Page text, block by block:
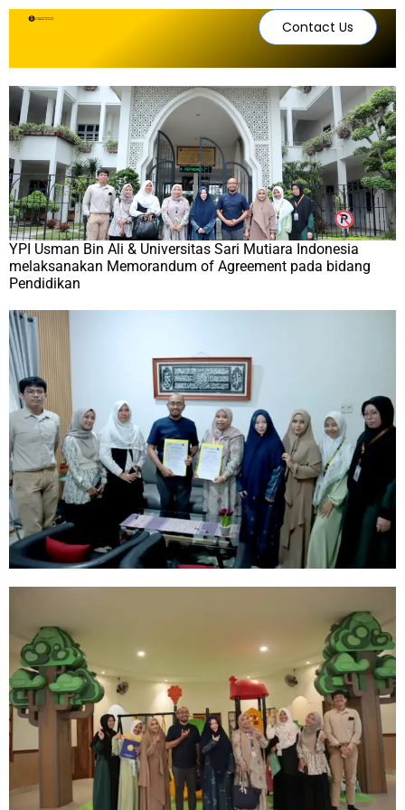
Contact Us
YPI Usman Bin Ali & Universitas Sari Mutiara Indonesia
melaksanakan Memorandum of Agreement pada bidang
Pendidikan